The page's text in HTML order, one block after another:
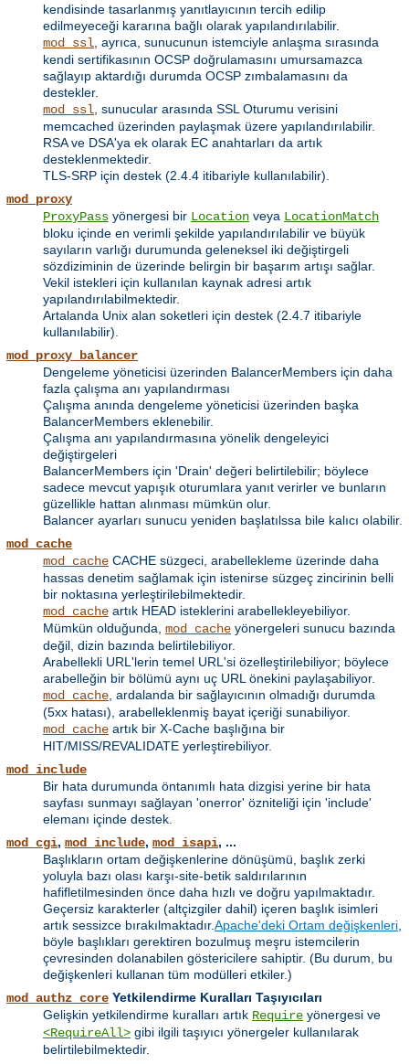
kendisinde tasarlanmış yanıtlayıcının tercih edilip
edilmeyeceği kararına bağlı olarak yapılandırılabilir.
mod_ssl , ayrıca, sunucunun istemciyle anlaşma sırasında
kendi sertifikasının OCSP doğrulamasını umursamazca
sağlayıp aktardığı durumda OCSP zımbalamasını da
destekler.
mod_ssl , sunucular arasında SSL Oturumu verisini
memcached üzerinden paylaşmak üzere yapılandırılabilir.
RSA ve DSA'ya ek olarak EC anahtarları da artık
desteklenmektedir.
TLS-SRP için destek (2.4.4 itibariyle kullanılabilir).
mod_proxy
ProxyPass yönergesi bir Location veya LocationMatch
bloku içinde en verimli şekilde yapılandırılabilir ve büyük
sayıların varlığı durumunda geleneksel iki değiştirgeli
sözdiziminin de üzerinde belirgin bir başarım artışı sağlar.
Vekil istekleri için kullanılan kaynak adresi artık
yapılandırılabilmektedir.
Artalanda Unix alan soketleri için destek (2.4.7 itibariyle
kullanılabilir).
mod_proxy_balancer
Dengeleme yöneticisi üzerinden BalancerMembers için daha
fazla çalışma anı yapılandırması
Çalışma anında dengeleme yöneticisi üzerinden başka
BalancerMembers eklenebilir.
Çalışma anı yapılandırmasına yönelik dengeleyici
değiştirgeleri
BalancerMembers için 'Drain' değeri belirtilebilir; böylece
sadece mevcut yapışık oturumlara yanıt verirler ve bunların
güzellikle hattan alınması mümkün olur.
Balancer ayarları sunucu yeniden başlatılssa bile kalıcı olabilir.
mod_cache
mod_cache CACHE süzgeci, arabellekleme üzerinde daha
hassas denetim sağlamak için istenirse süzgeç zincirinin belli
bir noktasına yerleştirilebilmektedir.
mod_cache artık HEAD isteklerini arabellekleyebiliyor.
Mümkün olduğunda, mod_cache yönergeleri sunucu bazında
değil, dizin bazında belirtilebiliyor.
Arabellekli URL'lerin temel URL'si özelleştirilebiliyor; böylece
arabelleğin bir bölümü aynı uç URL önekini paylaşabiliyor.
mod_cache , ardalanda bir sağlayıcının olmadığı durumda
(5xx hatası), arabelleklenmiş bayat içeriği sunabiliyor.
mod_cache artık bir X-Cache başlığına bir
HIT/MISS/REVALIDATE yerleştirebiliyor.
mod_include
Bir hata durumunda öntanımlı hata dizgisi yerine bir hata
sayfası sunmayı sağlayan 'onerror' özniteliği için 'include'
elemanı içinde destek.
mod_cgi, mod_include, mod_isapi, ...
Başlıkların ortam değişkenlerine dönüşümü, başlık zerki
yoluyla bazı olası karşı-site-betik saldırılarının
hafifletilmesinden önce daha hızlı ve doğru yapılmaktadır.
Geçersiz karakterler (altçizgiler dahil) içeren başlık isimleri
artık sessizce bırakılmaktadır.Apache'deki Ortam değişkenleri
böyle başlıkları gerektiren bozulmuş meşru istemcilerin
çevresinden dolanabilen göstericilere sahiptir. (Bu durum, bu
değişkenleri kullanan tüm modülleri etkiler.)
mod_authz_core Yetkilendirme Kuralları Taşıyıcıları
Gelişkin yetkilendirme kuralları artık Require yönergesi ve
<RequireAll> gibi ilgili taşıyıcı yönergeler kullanılarak
belirtilebilmektedir.